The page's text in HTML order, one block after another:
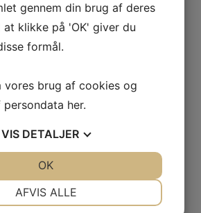
PBB60
PBB70
PBB100
RBB60
BBB20
BBB40
BBB60
S30
S40
gennem din brug af deres
at klikke på 'OK' giver du
formål.
vores brug af cookies og
persondata her.
VIS DETALJER
AFVIS ALLE
OK